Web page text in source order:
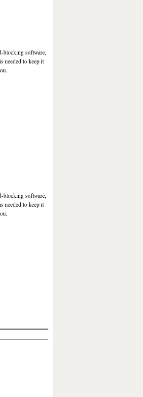
blocking software,
needed to keep it
blocking software,
needed to keep it